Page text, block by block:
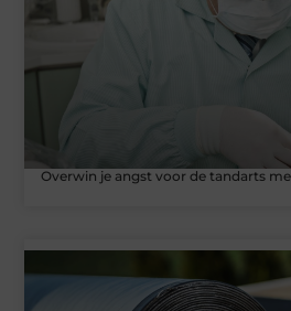
Overwin je angst voor de tandarts